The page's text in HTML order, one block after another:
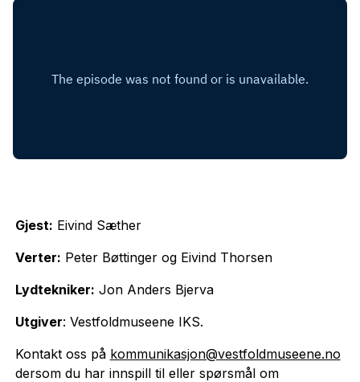
Gjest: Eivind Sæther
Verter: Peter Bøttinger og Eivind Thorsen
Lydtekniker: Jon Anders Bjerva
Utgiver: Vestfoldmuseene IKS.
Kontakt oss på kommunikasjon@vestfoldmuseene.no
dersom du har innspill til eller spørsmål om